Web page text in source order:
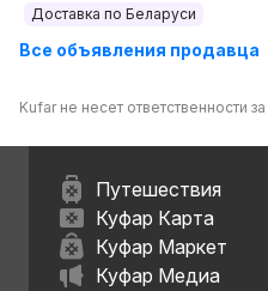
Доставка по Беларуси
Все объявления продавца
Kufar не несет ответственности
Путешествия
Куфар Карта
Куфар Маркет
Куфар Медиа